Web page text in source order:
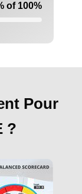
of 100%
Pour
?